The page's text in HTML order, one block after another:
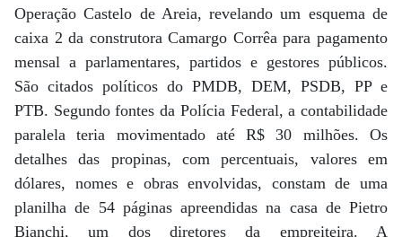
Operação Castelo de Areia, revelando um esquema de
caixa 2 da construtora Camargo Corrêa para pagamento
mensal a parlamentares, partidos e gestores públicos.
São citados políticos do PMDB, DEM, PSDB, PP e
PTB. Segundo fontes da Polícia Federal, a contabilidade
paralela teria movimentado até R$ 30 milhões. Os
detalhes das propinas, com percentuais, valores em
dólares, nomes e obras envolvidas, constam de uma
planilha de 54 páginas apreendidas na casa de Pietro
Bianchi, um dos diretores da empreiteira. A